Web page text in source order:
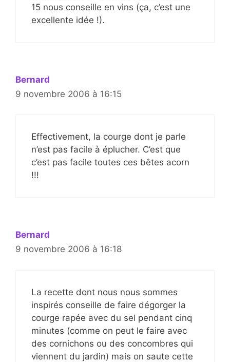
15 nous conseille en vins (ça, c’est une
excellente idée !).
Bernard
9 novembre 2006 à 16:15
Effectivement, la courge dont je parle
n’est pas facile à éplucher. C’est que
c’est pas facile toutes ces bêtes acorn
!!!
Bernard
9 novembre 2006 à 16:18
La recette dont nous nous sommes
inspirés conseille de faire dégorger la
courge rapée avec du sel pendant cinq
minutes (comme on peut le faire avec
des cornichons ou des concombres qui
viennent du jardin) mais on saute cette